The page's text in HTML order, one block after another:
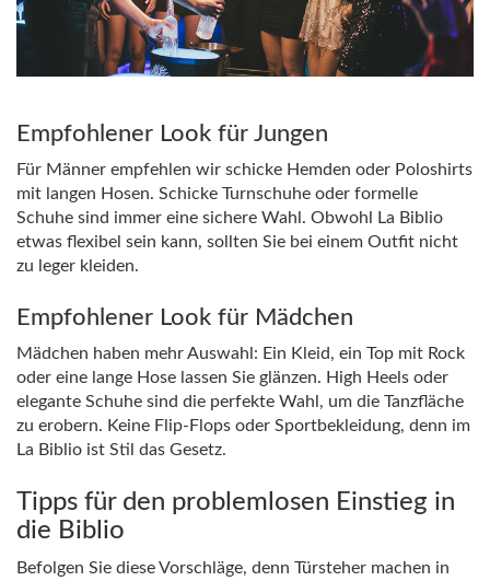
Empfohlener Look für Jungen
Für Männer empfehlen wir schicke Hemden oder Poloshirts
mit langen Hosen. Schicke Turnschuhe oder formelle
Schuhe sind immer eine sichere Wahl. Obwohl La Biblio
etwas flexibel sein kann, sollten Sie bei einem Outfit nicht
zu leger kleiden.
Empfohlener Look für Mädchen
Mädchen haben mehr Auswahl: Ein Kleid, ein Top mit Rock
oder eine lange Hose lassen Sie glänzen. High Heels oder
elegante Schuhe sind die perfekte Wahl, um die Tanzfläche
zu erobern. Keine Flip-Flops oder Sportbekleidung, denn im
La Biblio ist Stil das Gesetz.
Tipps für den problemlosen Einstieg in
die Biblio
Befolgen Sie diese Vorschläge, denn Türsteher machen in